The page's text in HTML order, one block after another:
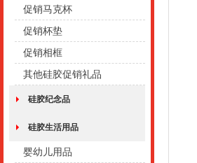
促销马克杯
促销杯垫
促销相框
其他硅胶促销礼品
硅胶纪念品
硅胶生活用品
婴幼儿用品